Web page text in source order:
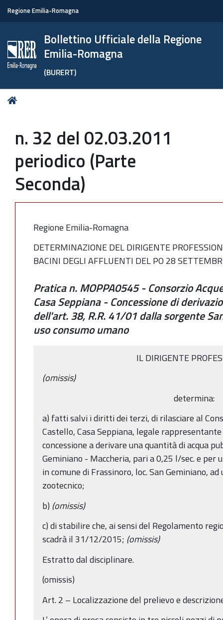
Regione Emilia-Romagna
Bollettino Ufficiale della Regione
Emilia-Romagna
(BURERT)
Tu
n. 32 del 02.03.2011
periodico (Parte
Seconda)
Regione Emilia-Romagna
DETERMINAZIONE DEL DIRIGENTE
BACINI DEGLI AFFLUENTI DEL PO 28
Pratica n. MOPPA0545 - Consorzio
Casa Seppiana - Concessione di
dell'art. 38, R.R. 41/01 dalla sorgente
uso consumo umano
IL DIRIGENTE
(omissis)
determina:
a) fatti salvi i diritti dei terzi, di rilasciare al
Castello, Casa Seppiana, legale
concessione a derivare una quantità di acqua
Geminiano - Maccheria, pari a 0,25 l/sec. e per
in comune di Frassinoro, loc. San Geminiano,
zootecnico;
b) (omissis)
c) di stabilire che, ai sensi del Regolamento
scadrà il 31/12/2015; (omissis)
Estratto dal disciplinare.
(omissis)
Art. 2 – Localizzazione del prelievo e